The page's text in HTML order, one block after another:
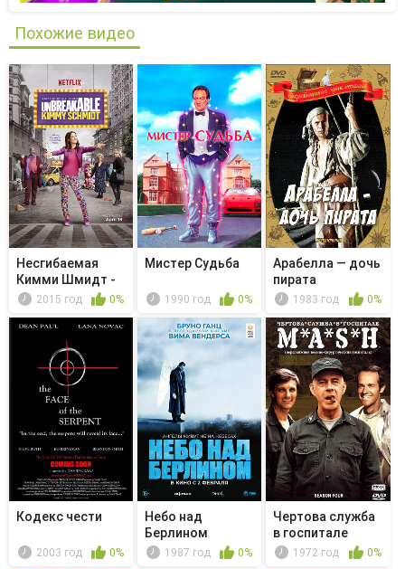
Похожие видео
Несгибаемая
Кимми Шмидт -
Kimmy Walks...
2015 год 0%
Мистер Судьба
1990 год 0%
Арабелла — дочь
пирата
1983 год 0%
Кодекс чести
2003 год 0%
Небо над
Берлином
1987 год 0%
Чертова служба
в гoспитале
M*A*S*H - ...
1972 год 0%